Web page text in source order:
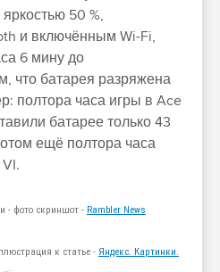
50 %,
и включённым Wi-Fi,
6 мину до
что батарея разряжена
полтора часа игры в Ace
батарее только 43
ещё полтора часа
- фото скриншот - Rambler News
к статье - Яндекс. Картинки.